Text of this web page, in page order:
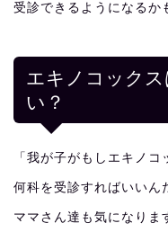
受診できるようになるか
エキノコック
い？
「我が子がもしエキノコ
何科を受診すればいいん
ママさん達も気になりま